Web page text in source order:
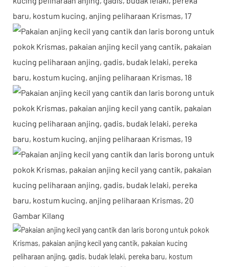
Gambar Kilang